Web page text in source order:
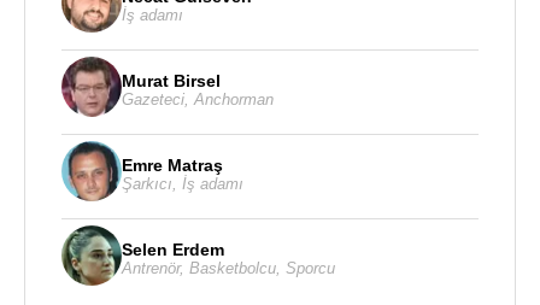
İş adamı
Murat Birsel
Gazeteci Anchorman
Emre Matraş
Şarkıcı İş adamı
Selen Erdem
Antrenör, Basketbolcu Sporcu